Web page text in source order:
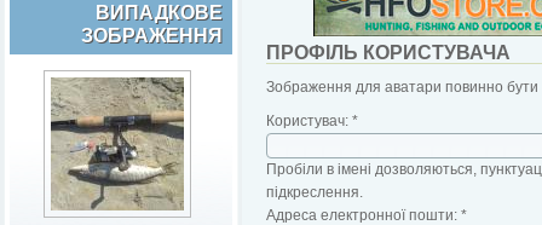
ВИПАДКОВЕ
ЗОБРАЖЕННЯ
ПРОФІЛЬ КОРИСТУВАЧА
Зображення для аватари повинно бути
Користувач: *
Пробіли в імені дозволяються,
підкреслення.
Адреса електронної пошти: *